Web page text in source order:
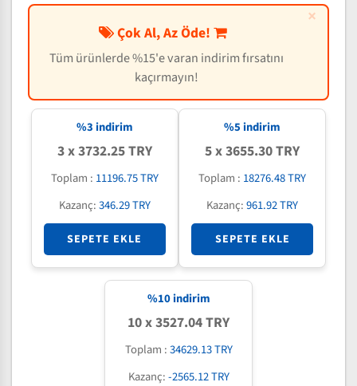
×
Çok Al, Az Öde!
Tüm ürünlerde %15'e varan indirim fırsatını
kaçırmayın!
%3 indirim
3 x 3732.25 TRY
Toplam : 11196.75 TRY
Kazanç:346.29 TRY
SEPETE EKLE
%5 indirim
5 x 3655.30 TRY
Toplam : 18276.48 TRY
Kazanç:961.92 TRY
SEPETE EKLE
%10indirim
10 x 3527.04 TRY
Toplam :34629.13 TRY
Kazanç:-2565.12 TRY